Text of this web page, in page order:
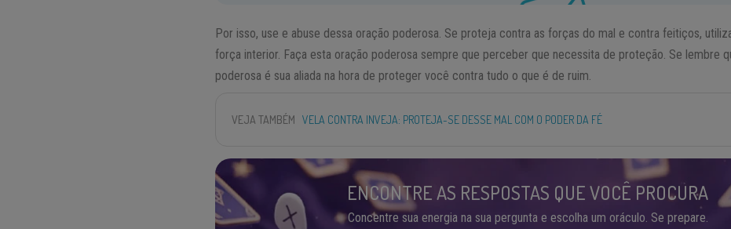
Por isso, use e abuse dessa oração poderosa. Se proteja contra as forças do mal e contra feitiços,
força interior. Faça esta oração poderosa sempre que perceber que necessita de proteção. Se lembre
poderosa é sua aliada na hora de proteger você contra tudo o que é de ruim.
VEJA TAMBÉM VELA CONTRA INVEJA: PROTEJA-SE DESSE MAL COM O PODER DA FÉ
ENCONTRE AS RESPOSTAS QUE VOCÊ PROCURA
Concentre sua energia na sua pergunta e escolha um oráculo. Se prepare.